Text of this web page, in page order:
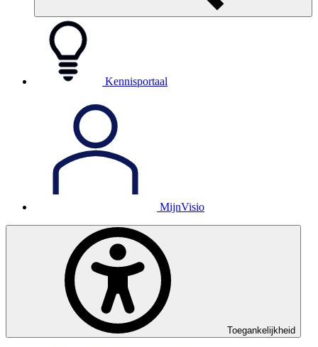
Kennisportaal
MijnVisio
Toegankelijkheid